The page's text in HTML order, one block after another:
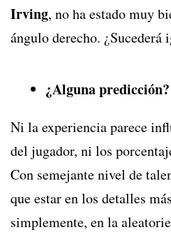
Irving, no ha estado muy
ángulo derecho. ¿Sucederá
¿Alguna predicción?
Ni la experiencia parece
del jugador, ni los
Con semejante nivel de
que estar en los detalles
simplemente, en la